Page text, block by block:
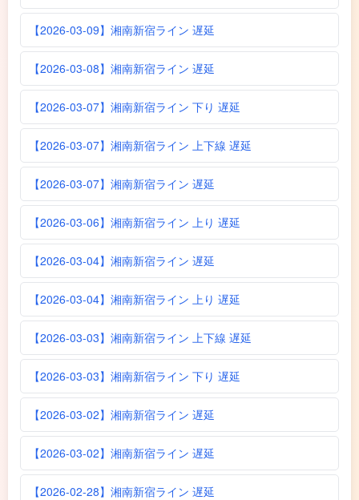
【2026-03-09】湘南新宿ライン 遅延
【2026-03-08】湘南新宿ライン 遅延
【2026-03-07】湘南新宿ライン 下り 遅延
【2026-03-07】湘南新宿ライン 上下線 遅延
【2026-03-07】湘南新宿ライン 遅延
【2026-03-06】湘南新宿ライン 上り 遅延
【2026-03-04】湘南新宿ライン 遅延
【2026-03-04】湘南新宿ライン 上り 遅延
【2026-03-03】湘南新宿ライン 上下線 遅延
【2026-03-03】湘南新宿ライン 下り 遅延
【2026-03-02】湘南新宿ライン 遅延
【2026-03-02】湘南新宿ライン 遅延
【2026-02-28】湘南新宿ライン 遅延